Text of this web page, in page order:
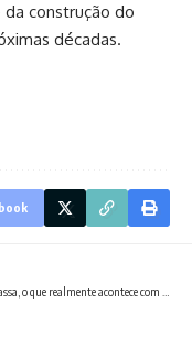
construção do
décadas.
acontece com o lixo que você descarta?